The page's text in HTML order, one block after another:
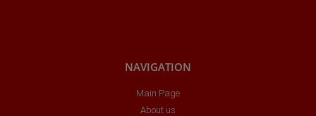
NAVIGATION
Main Page
About us